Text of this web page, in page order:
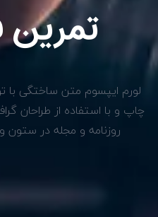
تمرین
متن ساختگی با تولید
استفاده از طراحان گرافیک
و مجله در ستون و